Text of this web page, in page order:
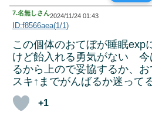
7.名無しさん2024/11/24 01:43
ID:f8566aea(1/1)
この個体のおてぼが睡眠exp
けど飴入れる勇気がない 今
るから上ので妥協するか、
スキ↑までがんばるか迷って
+1